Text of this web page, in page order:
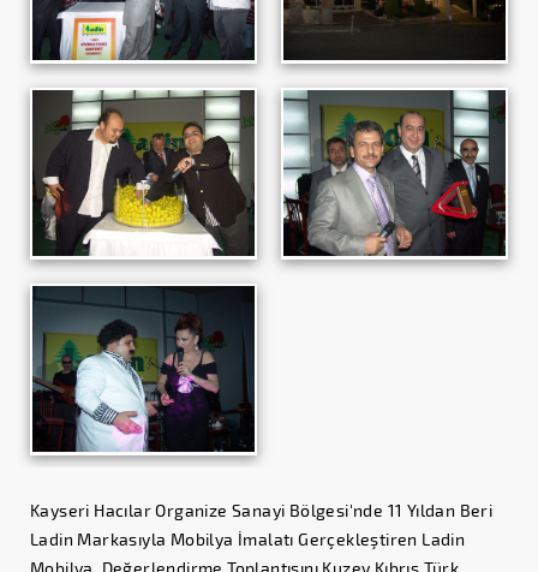
Kayseri Hacılar Organize Sanayi Bölgesi'nde 11 Yıldan Beri
Ladin Markasıyla Mobilya İmalatı Gerçekleştiren Ladin
Mobilya, Değerlendirme Toplantısını Kuzey Kıbrıs Türk